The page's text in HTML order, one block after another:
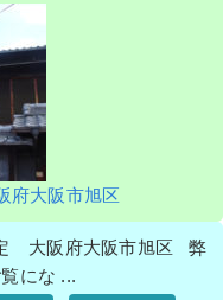
府大阪市旭区
大阪府大阪市旭区 弊
にな ...